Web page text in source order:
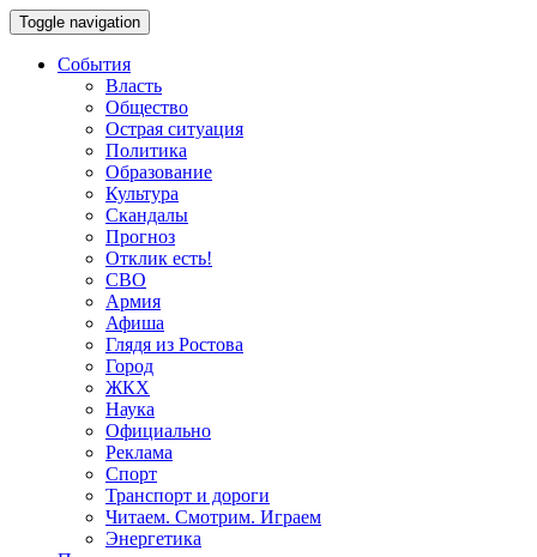
Toggle navigation
События
Власть
Общество
Острая ситуация
Политика
Образование
Культура
Скандалы
Прогноз
Отклик есть!
СВО
Армия
Афиша
Глядя из Ростова
Город
ЖКХ
Наука
Официально
Реклама
Спорт
Транспорт и дороги
Читаем. Смотрим. Играем
Энергетика